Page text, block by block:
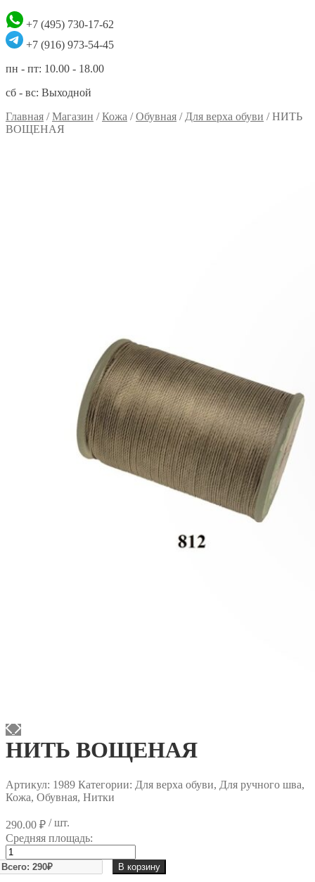
+7 (495) 730-17-62
+7 (916) 973-54-45
пн - пт: 10.00 - 18.00
сб - вс: Выходной
Главная /Магазин /Кожа /Обувная / Для верха обуви /НИТЬ
ВОЩЕНАЯ
НИТЬ ВОЩЕНАЯ
Артикул: 1989 Категории: Для верха обуви, Для ручного шва,
Кожа, Обувная, Нитки
290.00 ₽ / шт.
Средняя площадь:
Количество
товара
НИТЬ
В корзину